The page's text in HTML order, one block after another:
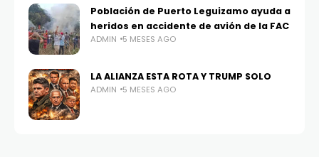
Población de Puerto Leguizamo ayuda a
heridos en accidente de avión de la FAC
ADMIN 5 MESES AGO
LA ALIANZA ESTA ROTA Y TRUMP SOLO
ADMIN 5 MESES AGO